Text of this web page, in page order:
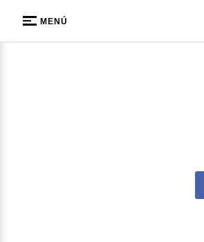
MENÚ